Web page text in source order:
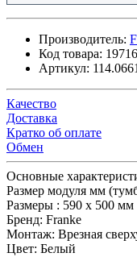
Производитель:
Код товара:
Артикул:
Качество
Доставка
Кратко об оплате
Обмен
Основные
Размер модуля мм
Размеры : 590 х 500 мм
Бренд: Franke
Монтаж: Врезная
Цвет: Белый